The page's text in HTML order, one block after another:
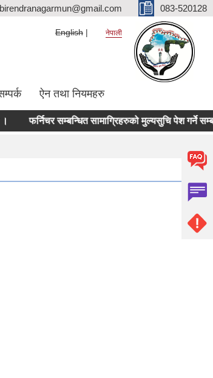
083-520128
English नेपाली
ऐन तथा नियमहरु
फर्निचर सम्बन्धित सामाग्रिहरुको मुल्यसुचि पेश गर्ने सम्बन्धमा ।